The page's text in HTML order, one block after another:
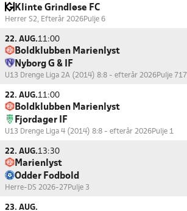
Klinte Grindløse FC
Herrer S2, Efterår 2026Pulje 6
22. AUG.11:00
Boldklubben Marienlyst
Nyborg G & IF
U13 Drenge Liga 2A (2014) 8:8 - efterår 2026Pulje 717
22. AUG.11:00
Boldklubben Marienlyst
Fjordager IF
U13 Drenge Liga 4 (2014) 8:8 - efterår 2026Pulje 1
22. AUG.13:30
Marienlyst
Odder Fodbold
Herre-DS 2026-27 Pulje 3
23. AUG.